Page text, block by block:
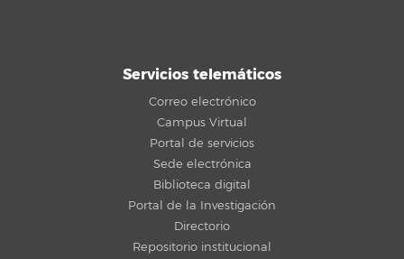
Servicios telemáticos
Correo electrónico
Campus Virtual
Portal de servicios
Sede electrónica
Biblioteca digital
Portal de la Investigación
Directorio
Repositorio institucional